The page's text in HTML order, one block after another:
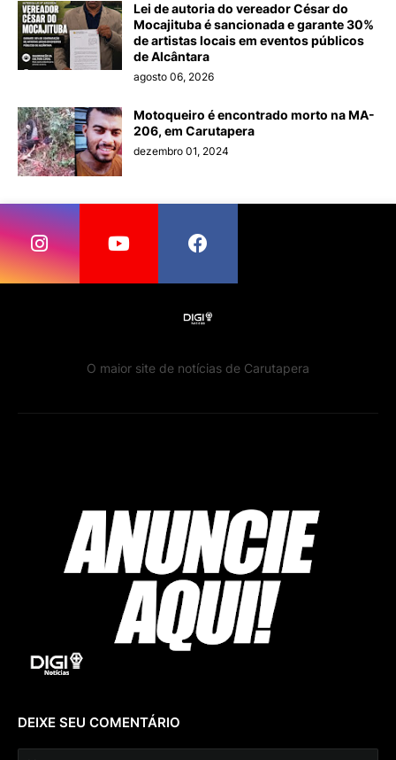
Lei de autoria do vereador César do
Mocajituba é sancionada e garante 30%
de artistas locais em eventos públicos
de Alcântara
agosto 06, 2026
Motoqueiro é encontrado morto na MA-
206, em Carutapera
dezembro 01, 2024
O maior site de notícias de Carutapera
DEIXE SEU COMENTÁRIO